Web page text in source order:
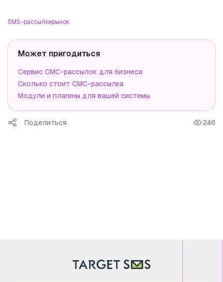
SMS-рассылкирынок
Может пригодиться
Сервис СМС-рассылок для бизнеса
Сколько стоит СМС-рассылка
Модули и плагины для вашей системы
Поделиться 246